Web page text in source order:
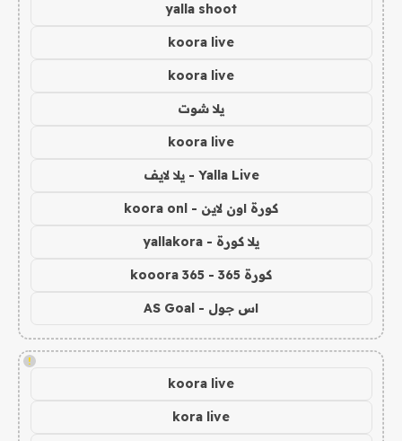
yalla shoot
koora live
koora live
يلا شوت
koora live
Yalla Live - يلا لايف
كورة اون لاين - koora onl
يلا كورة - yallakora
كورة 365 - kooora 365
اس جول - AS Goal
!
koora live
kora live